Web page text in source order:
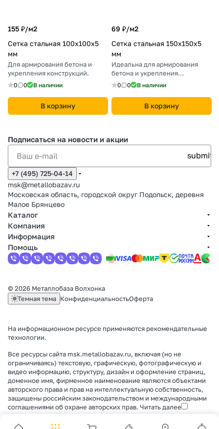
155 ₽/м2
Сетка стальная 100х100х5
мм
Для армирования бетона и
укрепления конструкций.
0 0 В наличии
В корзину
69 ₽/м2
Сетка стальная 150х150х5
мм
Идеальна для армирования
бетона и укрепления
строительных конструкций.
0 0 В наличии
В корзину
Подписаться на новости и акции
+7 (495) 725-04-14
msk@metallobazav.ru
Московская область, городской округ Подольск, деревня
Малое Брянцево
Каталог
Компания
Информация
Помощь
© 2026 Металлобаза Волхонка
Темная тема КонфиденциальностьОферта
На информационном ресурсе применяются рекомендательные
технологии.
Все ресурсы сайта msk.metallobazav.ru, включая (но не
ограничиваясь) текстовую, графическую, фотографическую и
видео информацию, структуру, дизайн и оформление страниц,
доменное имя, фирменное наименование являются объектами
авторского права и прав на интеллектуальную собственность,
защищены российским законодательством и международными
соглашениями об охране авторских прав. Читать далее